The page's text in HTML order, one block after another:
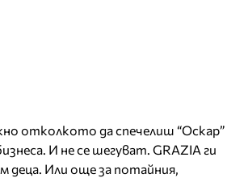
отколкото да спечелиш “Оскар”
И не се шегуват. GRAZIA ги
деца. Или още за потайния,